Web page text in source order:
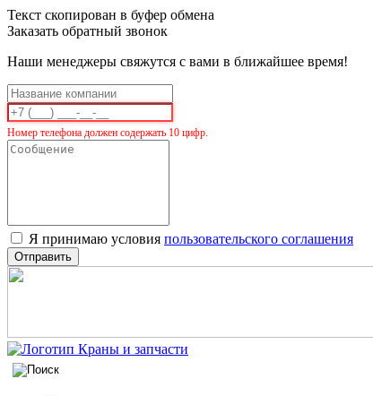
Текст скопирован в буфер обмена
Заказать обратный звонок
Наши менеджеры свяжутся с вами в ближайшее время!
Номер телефона должен содержать 10 цифр.
Я принимаю условия пользовательского соглашения
Отправить